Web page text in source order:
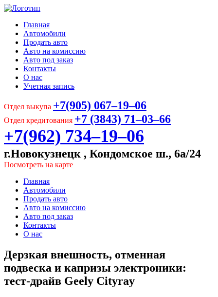
Главная
Автомобили
Продать авто
Авто на комиссию
Авто под заказ
Контакты
О нас
Учетная запись
Отдел выкупа +7(905) 067‒19‒06
Отдел кредитования +7 (3843) 71‒03‒66
+7(962) 734‒19‒06
г.Новокузнецк , Кондомское ш., 6а/24
Посмотреть на карте
Главная
Автомобили
Продать авто
Авто на комиссию
Авто под заказ
Контакты
О нас
Дерзкая внешность, отменная
подвеска и капризы электроники:
тест-драйв Geely Cityray